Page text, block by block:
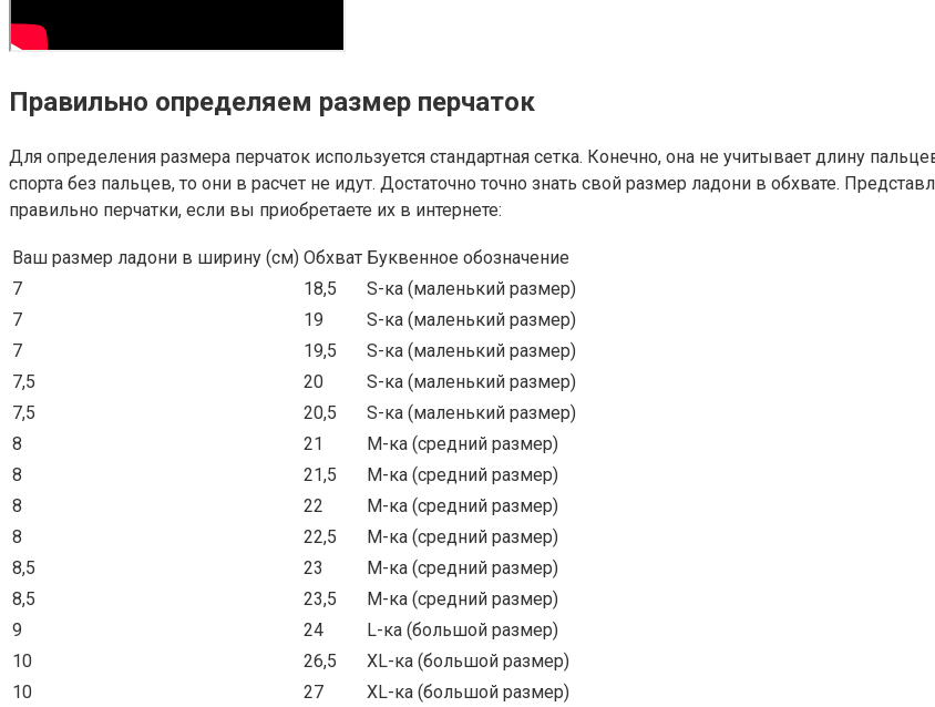
Правильно определяем размер перчаток
Для определения размера перчаток используется стандартная сетка. Конечно, она не учитывает длину
спорта без пальцев, то они в расчет не идут. Достаточно точно знать свой размер ладони в обхвате.
правильно перчатки, если вы приобретаете их в интернете:
Ваш размер ладони в ширину (см) Обхват Буквенное обозначение
7
18,5
S-ка (маленький размер)
7
19
S-ка (маленький размер)
7
19,5
S-ка (маленький размер)
7,5
20
S-ка (маленький размер)
7,5
20,5
S-ка (маленький размер)
8
21
M-ка (средний размер)
8
21,5
M-ка (средний размер)
8
22
M-ка (средний размер)
8
22,5
M-ка (средний размер)
8,5
23
M-ка (средний размер)
8,5
23,5
M-ка (средний размер)
9
24
L-ка (большой размер)
10
26,5
XL-ка (большой размер)
10
27 XL-ка (большой размер)